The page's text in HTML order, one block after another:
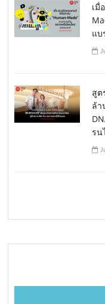
เมื่
แบ
สูต
ล้า
รน